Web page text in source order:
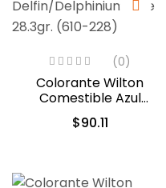
(0)
Colorante Wilton
Comestible Azul
Delfin/Delphinium Blue
28.3gr. (610-228)
$90.11